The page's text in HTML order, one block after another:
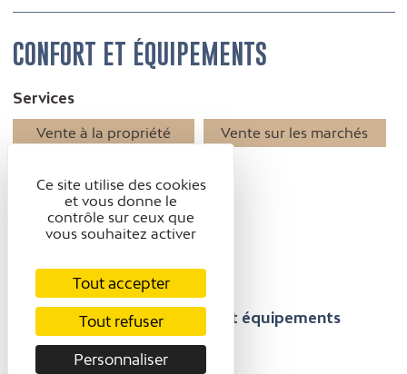
CONFORT ET ÉQUIPEMENTS
Services
Vente à la propriété Vente sur les marchés
Non accessible en
fauteuil roulant
Présentation Confort et équipements
Tarifs / ouverture
Ce site utilise des cookies
et vous donne le
contrôle sur ceux que
vous souhaitez activer
Tout accepter
Tout refuser
Personnaliser